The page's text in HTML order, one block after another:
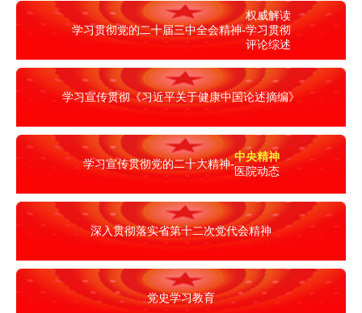
学习贯彻党的二十届三中全会精神-
权威解读
学习贯彻
评论综述
学习宣传贯彻《习近平关于健康中国论述摘编》
学习宣传贯彻党的二十大精神-
中央精神
医院动态
深入贯彻落实省第十二次党代会精神
党史学习教育